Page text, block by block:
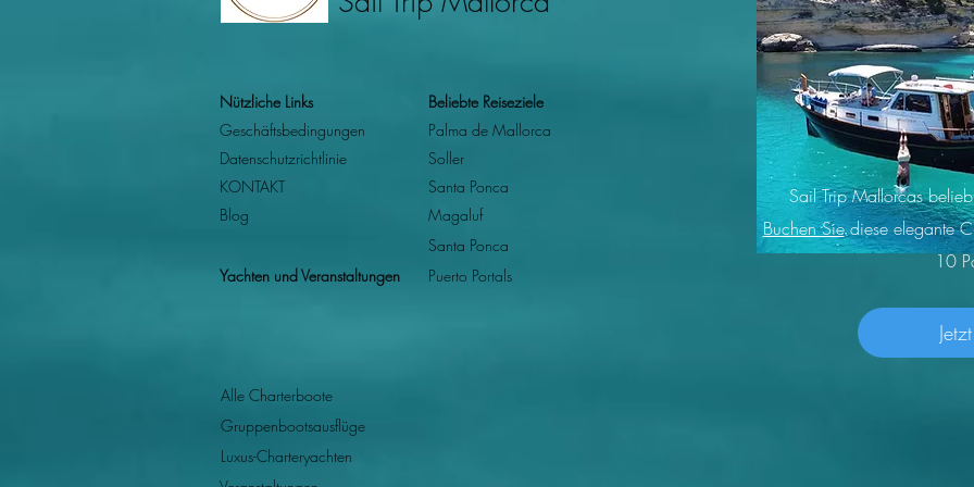
Sail Trip Mallorcas Leitfaden zu
den besten Bootsausflügen in
Sóller: Die Sa Calobra Route
Die besten Bootsausflüge in
Palma de Mallorca: Die
Ein
dem
Nützliche Links
Geschäftsbedingungen
Datenschutzrichtlinie
KONTAKT
Blog
Beliebte Reiseziele
Palma de Mallorca
Soller
Santa Ponca
Magaluf
Santa Ponca
Yachten und Veranstaltungen
Puerto Portals
Sail Trip Mallorcas
Buchen Siediese elegante
10
Alle Charterboote
Gruppenbootsausflüge
Luxus-Charteryachten